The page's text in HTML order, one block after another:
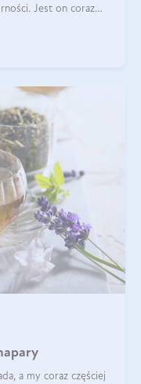
Jest on coraz
a my coraz częściej